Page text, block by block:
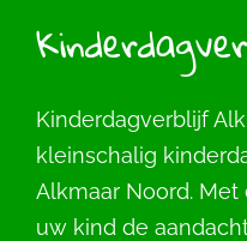
Kinderdagverblijf
kleinschalig
Alkmaar Noord.
uw kind de